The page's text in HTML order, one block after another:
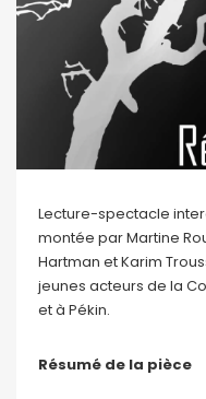
Lecture-spectacle
montée par Martine
Hartman et Karim
jeunes acteurs de la
et à Pékin.
Résumé de la pièce